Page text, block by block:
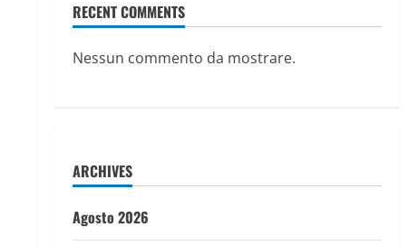
RECENT COMMENTS
Nessun commento da mostrare.
ARCHIVES
Agosto 2026